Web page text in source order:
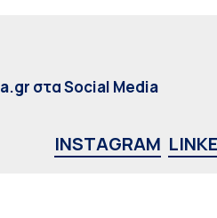
στα Social Media
INSTAGRAM